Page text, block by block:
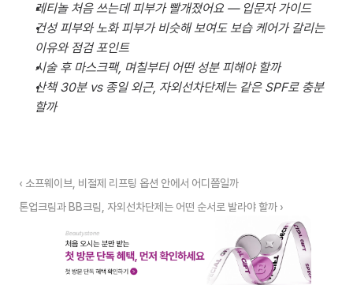
레티놀 처음 쓰는데 피부가 빨개졌어요 — 입문자 가이드
건성 피부와 노화 피부가 비슷해 보여도 보습 케어가 갈리는
이유와 점검 포인트
시술 후 마스크팩, 며칠부터 어떤 성분 피해야 할까
산책 30분 vs 종일 외근, 자외선차단제는 같은 SPF로 충분
할까
‹ 소프웨이브, 비절제 리프팅 옵션 안에서 어디쯤일까
톤업크림과 BB크림, 자외선차단제는 어떤 순서로 발라야 할까 ›